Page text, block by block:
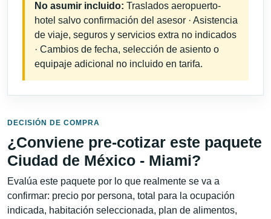
No asumir incluido: Traslados aeropuerto-
hotel salvo confirmación del asesor · Asistencia
de viaje, seguros y servicios extra no indicados
· Cambios de fecha, selección de asiento o
equipaje adicional no incluido en tarifa.
DECISIÓN DE COMPRA
¿Conviene pre-cotizar este paquete
Ciudad de México - Miami?
Evalúa este paquete por lo que realmente se va a
confirmar: precio por persona, total para la ocupación
indicada, habitación seleccionada, plan de alimentos,